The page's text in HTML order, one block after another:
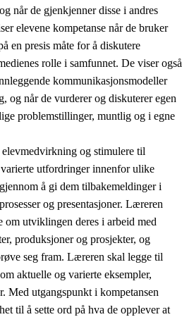
når de gjenkjenner disse i andres
elevene kompetanse når de bruker
en presis måte for å diskutere
rolle i samfunnet. De viser også
kommunikasjonsmodeller
og når de vurderer og diskuterer egen
problemstillinger, muntlig og i egne
og stimulere til
utfordringer innenfor ulike
å gi dem tilbakemeldinger i
og presentasjoner. Læreren
utviklingen deres i arbeid med
produksjoner og prosjekter, og
seg fram. Læreren skal legge til
aktuelle og varierte eksempler,
Med utgangspunkt i kompetansen
til å sette ord på hva de opplever at